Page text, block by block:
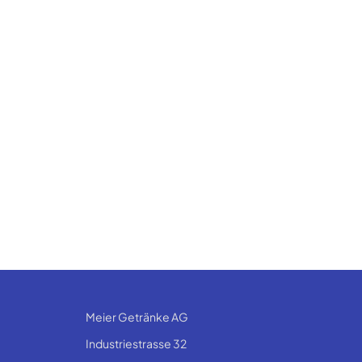
Meier Getränke AG
Industriestrasse 32